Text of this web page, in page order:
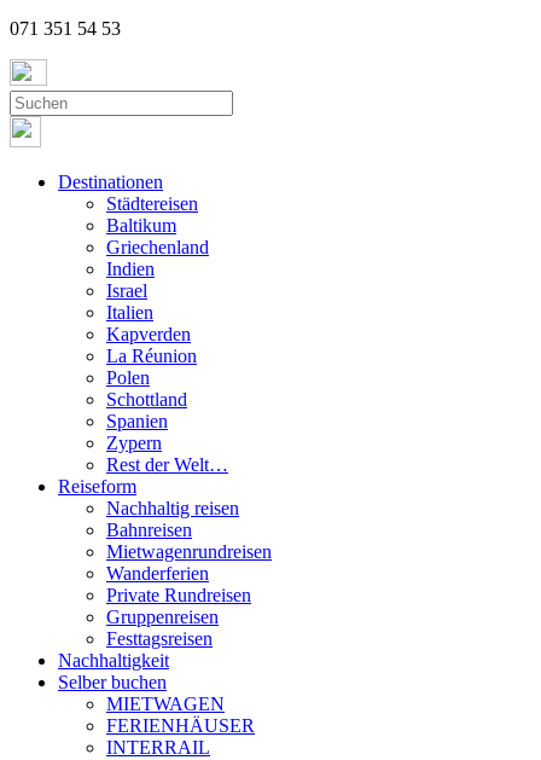
071 351 54 53
Destinationen
Städtereisen
Baltikum
Griechenland
Indien
Israel
Italien
Kapverden
La Réunion
Polen
Schottland
Spanien
Zypern
Rest der Welt…
Reiseform
Nachhaltig reisen
Bahnreisen
Mietwagenrundreisen
Wanderferien
Private Rundreisen
Gruppenreisen
Festtagsreisen
Nachhaltigkeit
Selber buchen
MIETWAGEN
FERIENHÄUSER
INTERRAIL